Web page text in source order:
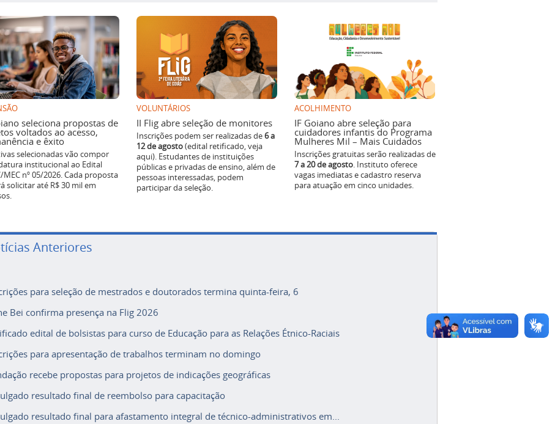
seleciona propostas de
voltados ao acesso,
e êxito
selecionadas vão compor
institucional ao Edital
MEC nº 05/2026. Cada proposta
solicitar até R$ 30 mil em
VOLUNTÁRIOS
II Flig abre seleção de monitores
Inscrições podem ser realizadas de6 a
12 de agosto(edital retificado, veja
aqui). Estudantes de instituições
públicas e privadas de ensino, além de
pessoas interessadas, podem
participar da seleção.
ACOLHIMENTO
IF Goiano abre seleção para
cuidadores infantis do Programa
Mulheres Mil – Mais Cuidados
Inscrições gratuitas serão realizadas de
7 a 20 de agosto. Instituto oferece
vagas imediatas e cadastro reserva
para atuação em cinco unidades.
Anteriores
para seleção de mestrados e doutorados termina quinta-feira, 6
Bei confirma presença na Flig 2026
edital de bolsistas para curso de Educação para as Relações Étnico-Raciais
para apresentação de trabalhos terminam no domingo
recebe propostas para projetos de indicações geográficas
resultado final de reembolso para capacitação
resultado final para afastamento integral de técnico-administrativos em...